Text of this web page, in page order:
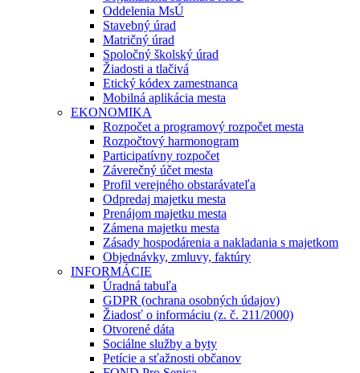
Oddelenia MsÚ
Stavebný úrad
Matričný úrad
Spoločný školský úrad
Žiadosti a tlačivá
Etický kódex zamestnanca
Mobilná aplikácia mesta
EKONOMIKA
Rozpočet a programový rozpočet mesta
Rozpočtový harmonogram
Participatívny rozpočet
Záverečný účet mesta
Profil verejného obstarávateľa
Odpredaj majetku mesta
Prenájom majetku mesta
Zámena majetku mesta
Zásady hospodárenia a nakladania s majetkom
Objednávky, zmluvy, faktúry
INFORMÁCIE
Úradná tabuľa
GDPR (ochrana osobných údajov)
Žiadosť o informáciu (z. č. 211/2000)
Otvorené dáta
Sociálne služby a byty
Petície a sťažnosti občanov